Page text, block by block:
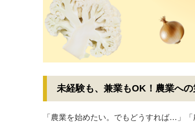
未経験も、兼業もOK！農業へ
「農業を始めたい。でもどうすれば…」